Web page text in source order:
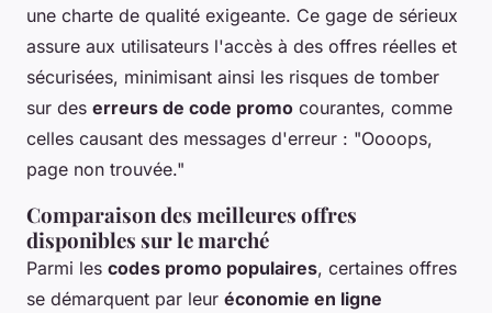
une charte de qualité exigeante. Ce gage de sérieux
assure aux utilisateurs l'accès à des offres réelles et
sécurisées, minimisant ainsi les risques de tomber
sur des erreurs de code promo courantes, comme
celles causant des messages d'erreur : "Oooops,
page non trouvée."
Comparaison des meilleures offres
disponibles sur le marché
Parmi les codes promo populaires, certaines offres
se démarquent par leur économie en ligne